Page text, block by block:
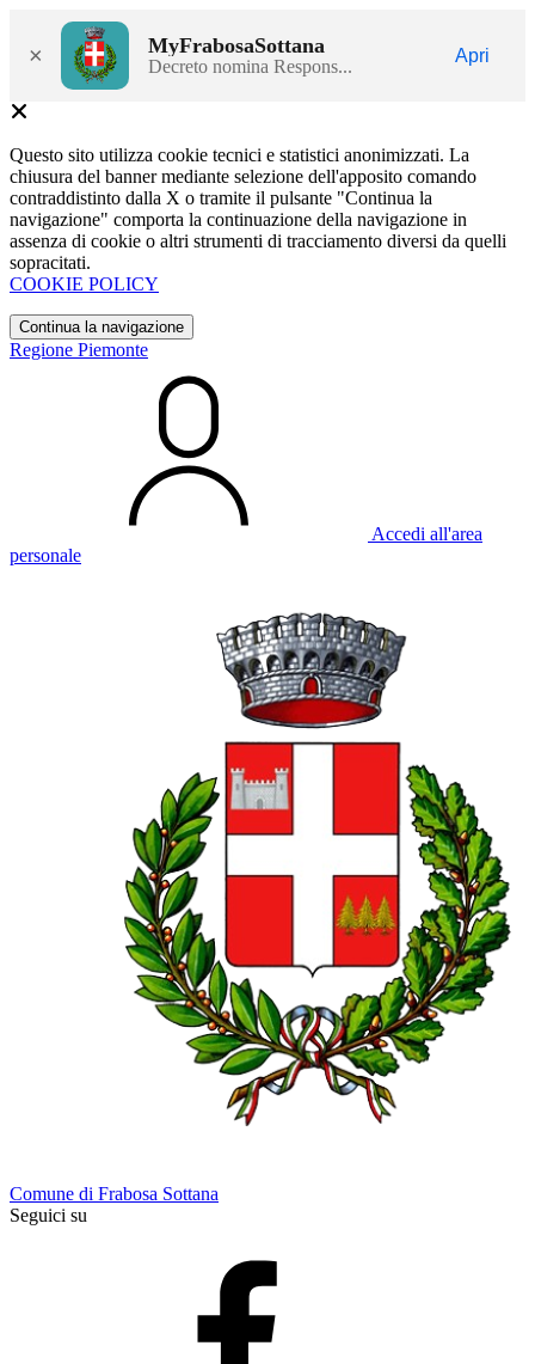
× MyFrabosaSottana
Decreto nomina Respons...
Apri
Questo sito utilizza cookie tecnici e statistici anonimizzati. La
chiusura del banner mediante selezione dell'apposito comando
contraddistinto dalla X o tramite il pulsante "Continua la
navigazione" comporta la continuazione della navigazione in
assenza di cookie o altri strumenti di tracciamento diversi da quelli
sopracitati.
COOKIE POLICY
Continua la navigazione
Regione Piemonte
Accedi all'area
personale
Comune di Frabosa Sottana
Seguici su